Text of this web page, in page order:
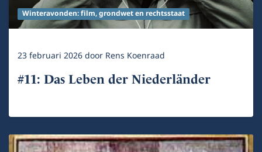
Winteravonden: film, grondwet en rechtsstaat
23 februari 2026door Rens Koenraad
#11: Das Leben der Niederländer